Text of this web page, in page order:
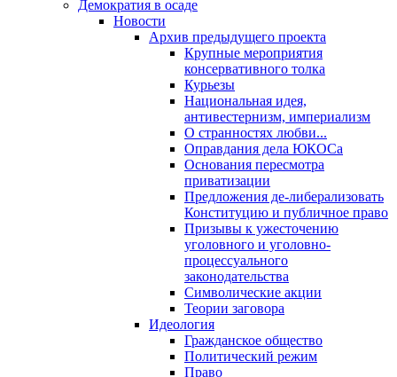
Демократия в осаде
Новости
Архив предыдущего проекта
Крупные мероприятия
консервативного толка
Курьезы
Национальная идея,
антивестернизм, империализм
О странностях любви...
Оправдания дела ЮКОСа
Основания пересмотра
приватизации
Предложения де-либерализовать
Конституцию и публичное право
Призывы к ужесточению
уголовного и уголовно-
процессуального
законодательства
Символические акции
Теории заговора
Идеология
Гражданское общество
Политический режим
Право